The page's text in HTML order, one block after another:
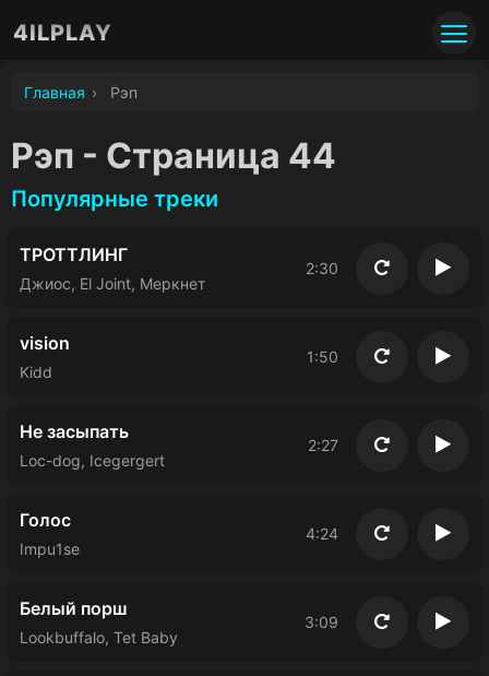
4ILPLAY
Главная › Рэп
Рэп - Страница 44
Популярные треки
ТРОТТЛИНГ
Джиос, El Joint, Меркнет
2:30 Повторить
vision
Kidd
1:50 Повторить
Не засыпать
Loc-dog, Icegergert
2:27 Повторить
Голос
Impu1se
4:24 Повторить
Белый порш
Lookbuffalo, Tet Baby
3:09 Повторить